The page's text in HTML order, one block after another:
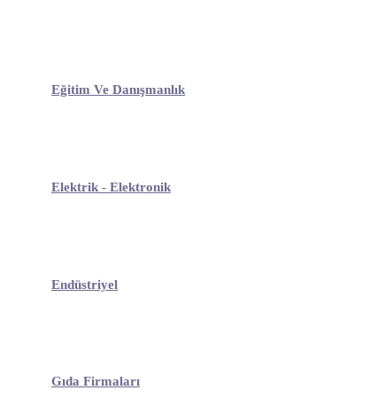
Eğitim Ve Danışmanlık
Elektrik - Elektronik
Endüstriyel
Gıda Firmaları